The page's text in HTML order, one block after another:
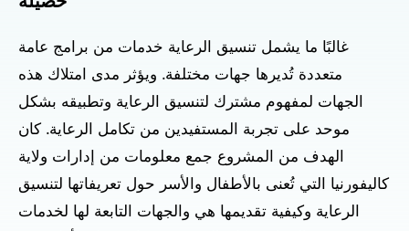
غالبًا ما يشمل تنسيق الرعاية خدمات من برامج عامة
متعددة تُديرها جهات مختلفة. ويؤثر مدى امتلاك هذه
الجهات لمفهوم مشترك لتنسيق الرعاية وتطبيقه بشكل
موحد على تجربة المستفيدين من تكامل الرعاية. كان
الهدف من المشروع جمع معلومات من إدارات ولاية
كاليفورنيا التي تُعنى بالأطفال والأسر حول تعريفاتها لتنسيق
الرعاية وكيفية تقديمها هي والجهات التابعة لها لخدمات